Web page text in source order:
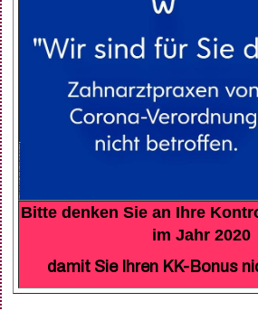
Bitte denken Sie an Ihre
im Jahr 2020
damit Sie Ihren KK-Bonus